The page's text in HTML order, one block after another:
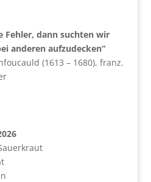
Fehler, dann suchten wir
anderen aufzudecken“
(1613 – 1680), franz.